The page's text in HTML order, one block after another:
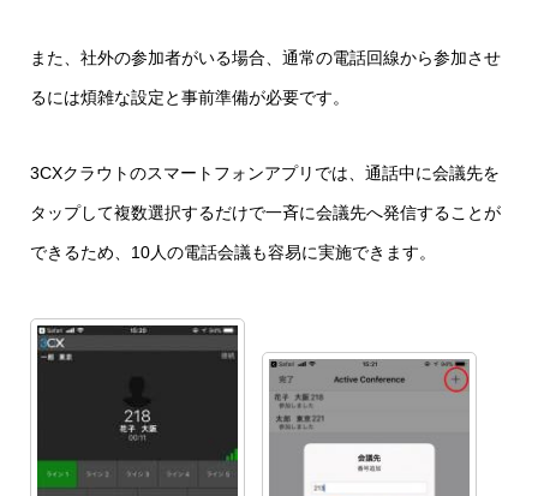
また、社外の参加者がいる場合、通常の電話回線から参加させ
るには煩雑な設定と事前準備が必要です。
3CXクラウトのスマートフォンアプリでは、通話中に会議先を
タップして複数選択するだけで一斉に会議先へ発信することが
できるため、10人の電話会議も容易に実施できます。